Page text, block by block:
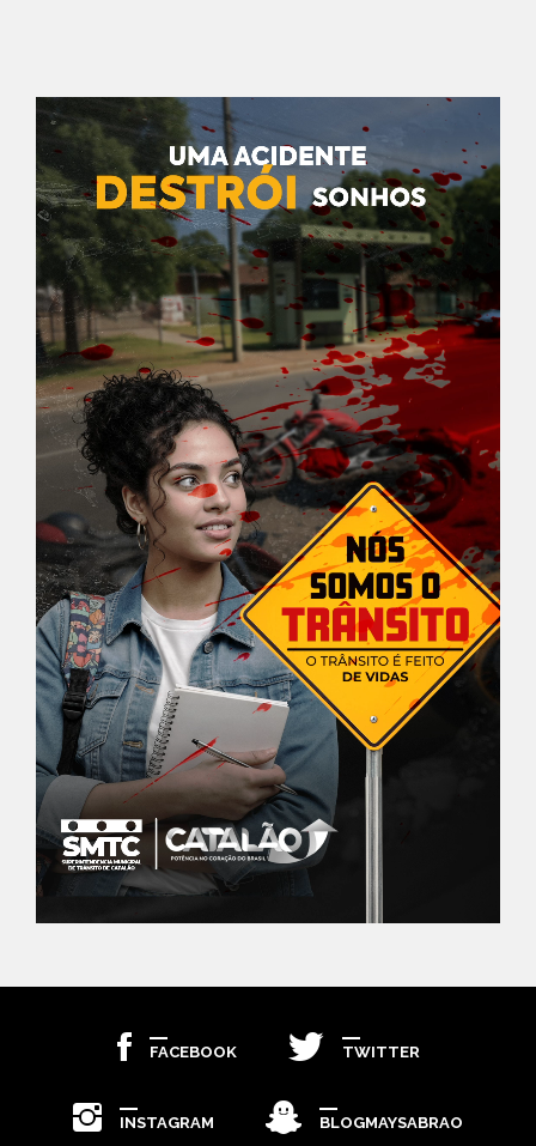
FACEBOOK TWITTER
INSTAGRAM BLOGMAYSABRAO